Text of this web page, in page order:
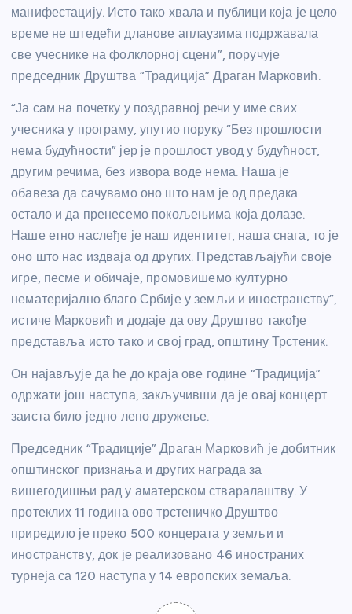
манифестацију. Исто тако хвала и публици која је цело
време не штедећи дланове аплаузима подржавала
све учеснике на фолклорној сцени”, поручује
председник Друштва “Традиција” Драган Марковић.
“Ја сам на почетку у поздравној речи у име свих
учесника у програму, упутио поруку “Без прошлости
нема будућности” јер је прошлост увод у будућност,
другим речима, без извора воде нема. Наша је
обавеза да сачувамо оно што нам је од предака
остало и да пренесемо покољењима која долазе.
Наше етно наслеђе је наш идентитет, наша снага, то је
оно што нас издваја од других. Представљајући своје
игре, песме и обичаје, промовишемо културно
нематеријално благо Србије у земљи и иностранству”,
истиче Марковић и додаје да ову Друштво такође
представља исто тако и свој град, општину Трстеник.
Он најављује да ће до краја ове године “Традиција”
одржати још наступа, закључивши да је овај концерт
заиста било једно лепо дружење.
Председник “Традиције” Драган Марковић је добитник
општинског признања и других награда за
вишегодишњи рад у аматерском стваралаштву. У
протеклих 11 година ово трстеничко Друштво
приредило је преко 500 концерата у земљи и
иностранству, док је реализовано 46 иностраних
турнеја са 120 наступа у 14 европских земаља.